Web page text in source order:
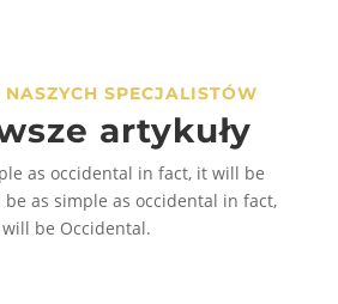
stronie
produktu
SPECJALISTÓW
artykuły
as occidental in fact, it will be
as simple as occidental in fact,
be Occidental.